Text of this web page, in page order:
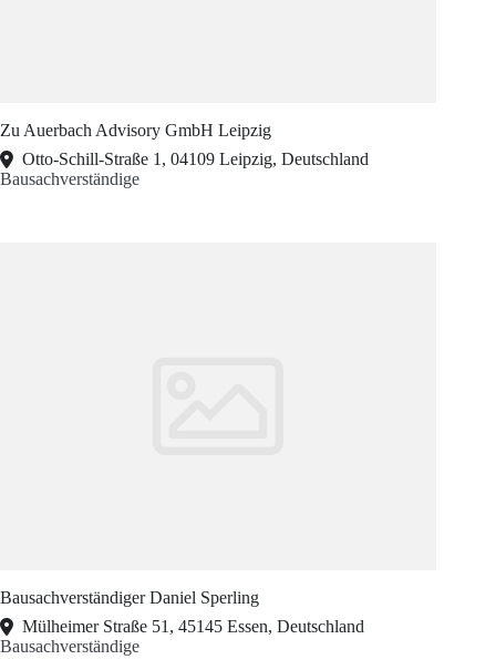
Zu Auerbach Advisory GmbH Leipzig
Otto-Schill-Straße 1, 04109 Leipzig, Deutschland
Bausachverständige
Bausachverständiger Daniel Sperling
Mülheimer Straße 51, 45145 Essen, Deutschland
Bausachverständige